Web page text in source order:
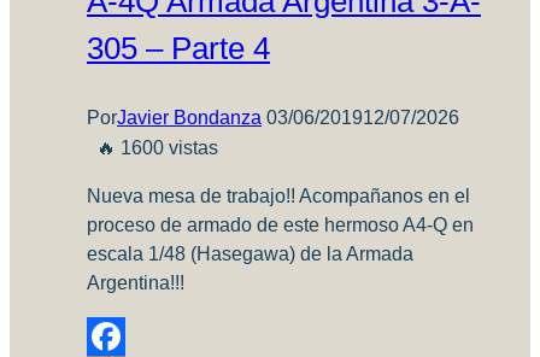
305 – Parte 4
PorJavier Bondanza 03/06/201912/07/2026
🔥 1600 vistas
Nueva mesa de trabajo!! Acompañanos en el
proceso de armado de este hermoso A4-Q en
escala 1/48 (Hasegawa) de la Armada
Argentina!!!